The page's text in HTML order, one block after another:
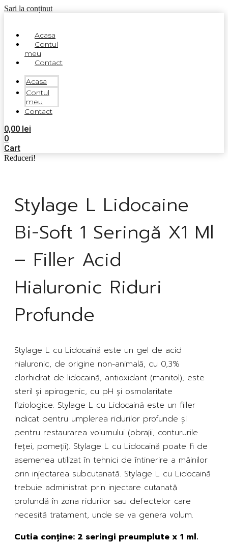
Sari la conținut
Acasa
Contul
meu
Contact
Acasa
Contul
meu
Contact
0,00 lei
0
Cart
Reduceri!
Stylage L Lidocaine
Bi-Soft 1 Seringă X1 Ml
– Filler Acid
Hialuronic Riduri
Profunde
Stylage L cu Lidocaină este un gel de acid
hialuronic, de origine non-animală, cu 0,3%
clorhidrat de lidocaină, antioxidant (manitol), este
steril și apirogenic, cu pH și osmolaritate
fiziologice. Stylage L cu Lidocaină este un filler
indicat pentru umplerea ridurilor profunde și
pentru restaurarea volumului (obrajii, contururile
feței, pomeții). Stylage L cu Lidocaină poate fi de
asemenea utilizat în tehnici de întinerire a mâinilor
prin injectarea subcutanată. Stylage L cu Lidocaină
trebuie administrat prin injectare cutanată
profundă în zona ridurilor sau defectelor care
necesită tratament, unde se va genera volum.
Cutia conține: 2 seringi preumplute x 1 ml.